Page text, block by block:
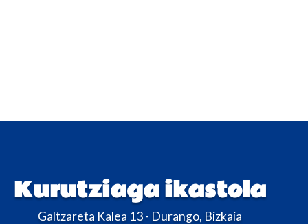
Kurutziaga ikastola
Galtzareta Kalea 13 - Durango, Bizkaia